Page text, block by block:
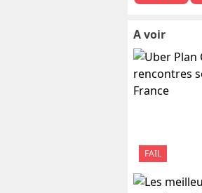
A voir
FAIL